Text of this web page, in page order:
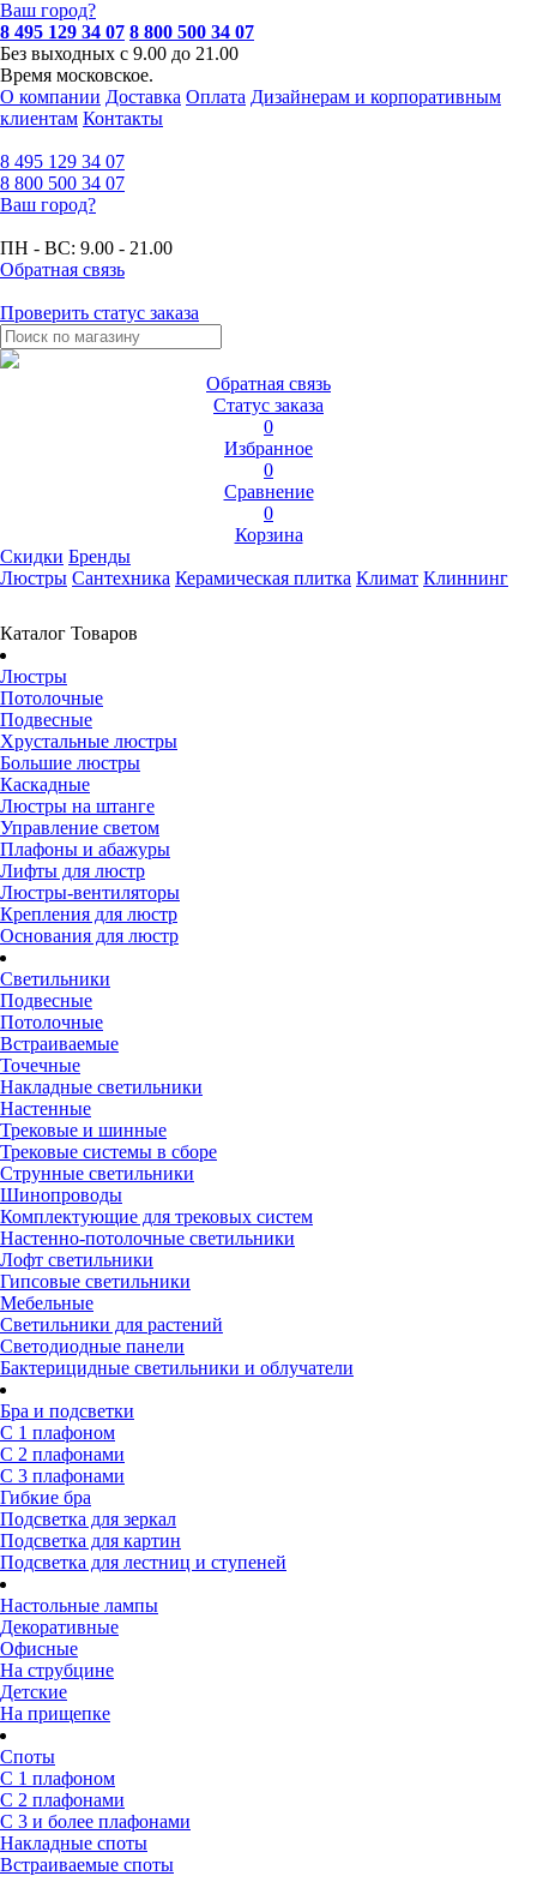
Ваш город?
8 495 129 34 07 8 800 500 34 07
Без выходных с 9.00 до 21.00
Время московское.
О компании Доставка Оплата Дизайнерам и корпоративным
клиентам Контакты
8 495 129 34 07
8 800 500 34 07
Ваш город?
ПН - ВС: 9.00 - 21.00
Обратная связь
Проверить статус заказа
Обратная связь
Статус заказа
0
Избранное
0
Сравнение
0
Корзина
Скидки Бренды
Люстры Сантехника Керамическая плитка Климат Клиннинг
Каталог Товаров
Люстры
Потолочные
Подвесные
Хрустальные люстры
Большие люстры
Каскадные
Люстры на штанге
Управление светом
Плафоны и абажуры
Лифты для люстр
Люстры-вентиляторы
Крепления для люстр
Основания для люстр
Светильники
Подвесные
Потолочные
Встраиваемые
Точечные
Накладные светильники
Настенные
Трековые и шинные
Трековые системы в сборе
Струнные светильники
Шинопроводы
Комплектующие для трековых систем
Настенно-потолочные светильники
Лофт светильники
Гипсовые светильники
Мебельные
Светильники для растений
Светодиодные панели
Бактерицидные светильники и облучатели
Бра и подсветки
С 1 плафоном
С 2 плафонами
С 3 плафонами
Гибкие бра
Подсветка для зеркал
Подсветка для картин
Подсветка для лестниц и ступеней
Настольные лампы
Декоративные
Офисные
На струбцине
Детские
На прищепке
Споты
С 1 плафоном
С 2 плафонами
С 3 и более плафонами
Накладные споты
Встраиваемые споты